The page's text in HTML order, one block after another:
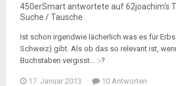
450erSmartantwortete auf62joachim's
Suche / Tausche
Ist schon irgendwie lächerlich was es für
Schweiz) gibt. Als ob das so relevant ist,
Buchstaben vergisst... :-?
17. Januar 2013 10 Antworten